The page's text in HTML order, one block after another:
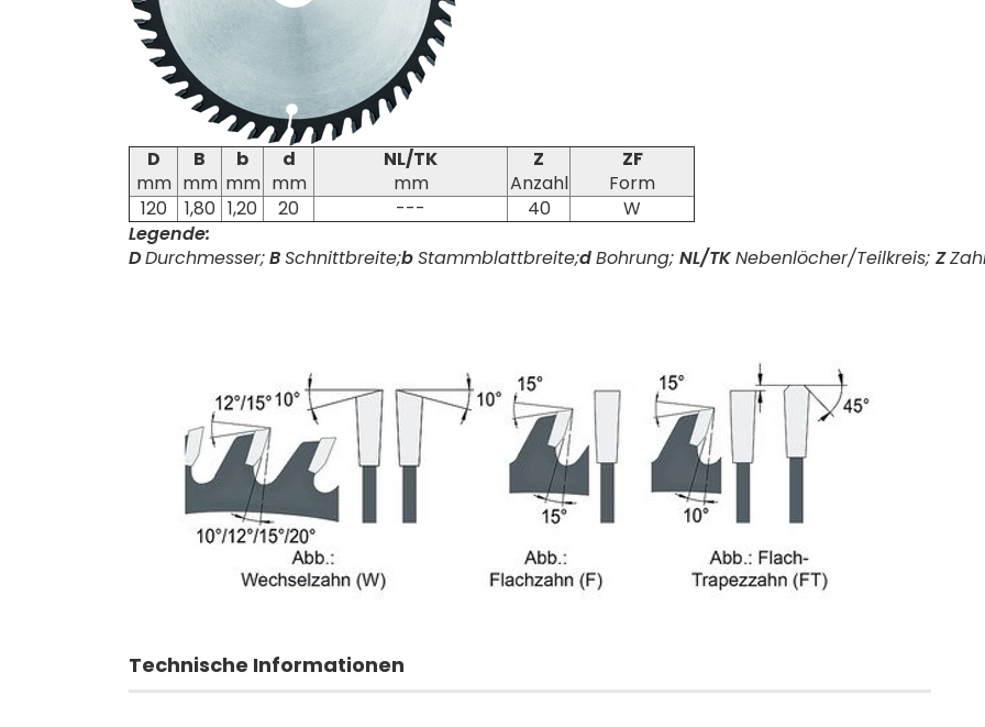
D
mm
B
mm
b
mm
d
mm
NL/TK
mm
Z
Anzahl
ZF
Form
120
1,80 1,20 20 --- 40
W
Legende:
DDurchmesser;BSchnittbreite;bStammblattbreite;dBohrung; NL/TKNebenlöcher/Teilkreis; Z
Technische Informationen